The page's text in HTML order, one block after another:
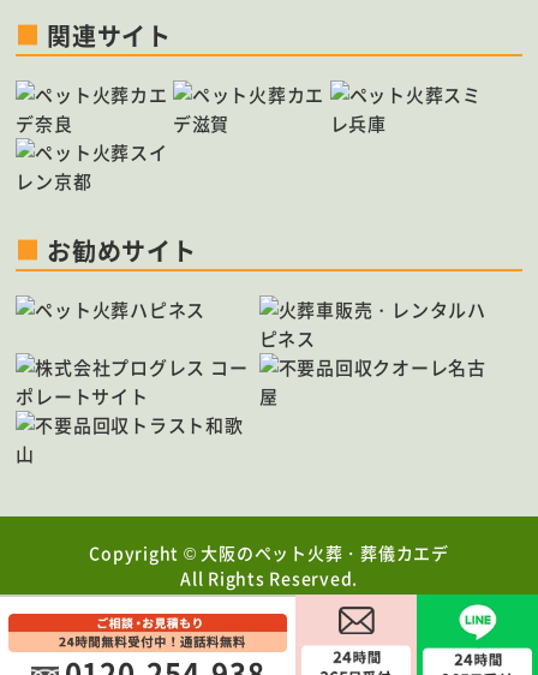
太子町
千早赤阪村
関連サイト
お勧めサイト
Copyright © 大阪のペット火葬・葬儀カエデ
All Rights Reserved.